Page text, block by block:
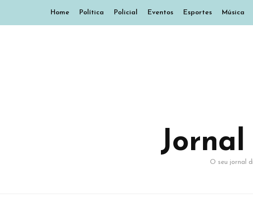
Home Política Policial Eventos Esportes Música
O seu jornal